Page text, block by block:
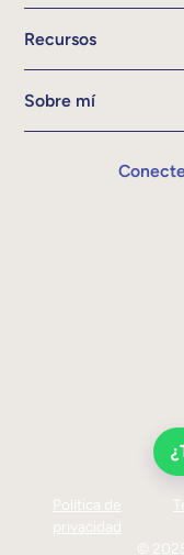
Recursos
Sobre mí
©
Política de
privacidad